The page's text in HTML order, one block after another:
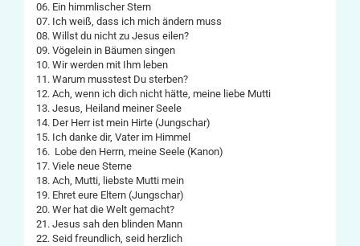
06. Ein himmlischer Stern
07. Ich weiß, dass ich mich ändern muss
08. Willst du nicht zu Jesus eilen?
09. Vögelein in Bäumen singen
10. Wir werden mit Ihm leben
11. Warum musstest Du sterben?
12. Ach, wenn ich dich nicht hätte, meine liebe Mutti
13. Jesus, Heiland meiner Seele
14. Der Herr ist mein Hirte (Jungschar)
15. Ich danke dir, Vater im Himmel
16. Lobe den Herrn, meine Seele (Kanon)
17. Viele neue Sterne
18. Ach, Mutti, liebste Mutti mein
19. Ehret eure Eltern (Jungschar)
20. Wer hat die Welt gemacht?
21. Jesus sah den blinden Mann
22. Seid freundlich, seid herzlich